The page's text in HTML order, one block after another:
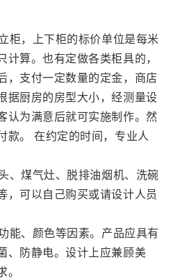
柜，上下柜的标价单位是每米
算。也有定做各类柜具的，
，支付一定数量的定金，商店
据厨房的房型大小，经测量设
认为满意后就可实施制作。然
款。 在约定的时间，专业人
、煤气灶、脱排油烟机、洗碗
，可以自己购买或请设计人员
能、颜色等因素。产品应具有
、防静电。设计上应兼顾美